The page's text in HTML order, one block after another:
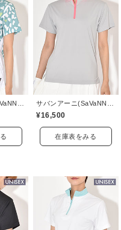
¥16,500
在庫表をみる